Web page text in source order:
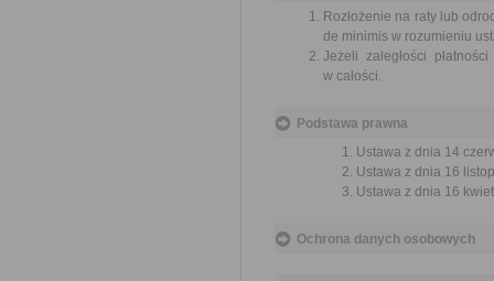
Rozłożenie na raty lub
de minimis w rozumieniu
Jeżeli zaległości
w całości.
Podstawa prawna
Ustawa z dnia 14
Ustawa z dnia 16
Ustawa z dnia 16
Ochrona danych osobowych